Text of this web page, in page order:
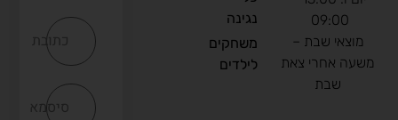
09:00
מוצאי שבת –
משעה אחרי צאת
שבת
נגינה
משחקים
לילדים
כתובת
סיסמא